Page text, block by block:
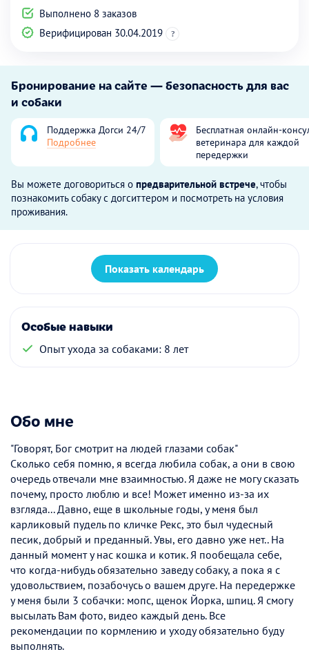
Выполнено 8 заказов
Верифицирован 30.04.2019
?
Бронирование на сайте — безопасность для вас
и собаки
Поддержка Догси 24/7
Подробнее
Бесплатная онлайн-
ветеринара для каждой
передержки
Вы можете договориться о предварительной встрече, чтобы
познакомить собаку с догситтером и посмотреть на условия
проживания.
Показать календарь
Особые навыки
Опыт ухода за собаками: 8 лет
Обо мне
"Говорят, Бог смотрит на людей глазами собак"
Сколько себя помню, я всегда любила собак, а они в свою
очередь отвечали мне взаимностью. Я даже не могу сказать
почему, просто люблю и все! Может именно из-за их
взгляда... Давно, еще в школьные годы, у меня был
карликовый пудель по кличке Рекс, это был чудесный
песик, добрый и преданный. Увы, его давно уже нет.. На
данный момент у нас кошка и котик. Я пообещала себе,
что когда-нибудь обязательно заведу собаку, а пока я с
удовольствием, позабочусь о вашем друге. На передержке
у меня были 3 собачки: мопс, щенок Йорка, шпиц. Я смогу
высылать Вам фото, видео каждый день. Все
рекомендации по кормлению и уходу обязательно буду
выполнять.